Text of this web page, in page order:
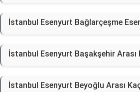
İstanbul Esenyurt Bağlarçeşme
İstanbul Esenyurt Başakşehir Arası
İstanbul Esenyurt Beyoğlu Arası